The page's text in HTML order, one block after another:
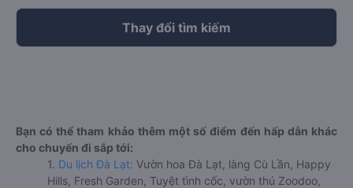
Thay đổi tìm kiếm
Bạn có thể tham khảo thêm một số điểm đến hấp dẫn khác
cho chuyến đi sắp tới:
1. Du lịch Đà Lạt: Vườn hoa Đà Lạt, làng Cù Lần, Happy
Hills, Fresh Garden, Tuyệt tình cốc, vườn thú Zoodoo,